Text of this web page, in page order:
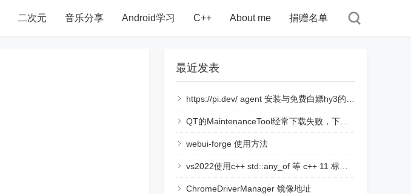
二次元 音乐分享 Android学习 C++ About me 捐赠名单
最近发表
https://pi.dev/ agent 安装与免费白嫖hy3的使用说明
QT的MaintenanceTool经常下载失败，下载链接断开的解决方法
webui-forge 使用方法
vs2022使用c++ std::any_of 等 c++ 11 标准语言时，提示报错namespace "std" has no member "all_of"
ChromeDriverManager 镜像地址